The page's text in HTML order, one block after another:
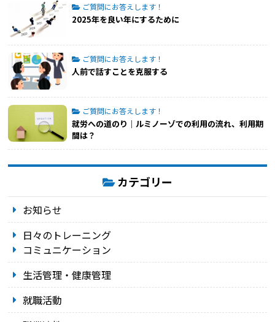
ご質問にお答えします！
2025年を良い年にするために
ご質問にお答えします！
人前で話すことを克服する
ご質問にお答えします！
就労への道のり｜ルミノーゾでの利用の流れ、利用期
間は？
カテゴリー
お知らせ
日々のトレーニング
コミュニケーション
生活管理・健康管理
就職活動